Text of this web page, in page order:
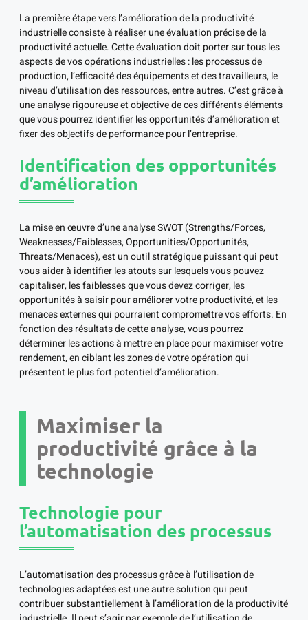
La première étape vers l’amélioration de la productivité
industrielle consiste à réaliser une évaluation précise de la
productivité actuelle. Cette évaluation doit porter sur tous les
aspects de vos opérations industrielles : les processus de
production, l’efficacité des équipements et des travailleurs, le
niveau d’utilisation des ressources, entre autres. C’est grâce à
une analyse rigoureuse et objective de ces différents éléments
que vous pourrez identifier les opportunités d’amélioration et
fixer des objectifs de performance pour l’entreprise.
Identification des opportunités
d’amélioration
La mise en œuvre d’une analyse SWOT (Strengths/Forces,
Weaknesses/Faiblesses, Opportunities/Opportunités,
Threats/Menaces), est un outil stratégique puissant qui peut
vous aider à identifier les atouts sur lesquels vous pouvez
capitaliser, les faiblesses que vous devez corriger, les
opportunités à saisir pour améliorer votre productivité, et les
menaces externes qui pourraient compromettre vos efforts. En
fonction des résultats de cette analyse, vous pourrez
déterminer les actions à mettre en place pour maximiser votre
rendement, en ciblant les zones de votre opération qui
présentent le plus fort potentiel d’amélioration.
Maximiser la
productivité grâce à la
technologie
Technologie pour
l’automatisation des processus
L’automatisation des processus grâce à l’utilisation de
technologies adaptées est une autre solution qui peut
contribuer substantiellement à l’amélioration de la productivité